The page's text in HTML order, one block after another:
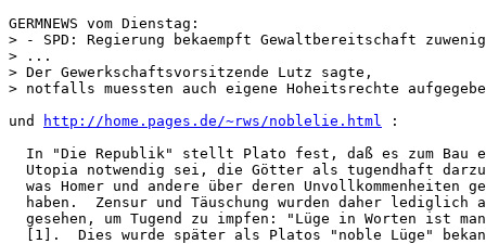
GERMNEWS vom Dienstag:
> - SPD: Regierung bekaempft Gewaltbereitschaft zuwenig
> ...
> Der Gewerkschaftsvorsitzende Lutz sagte,
> notfalls muessten auch eigene Hoheitsrechte
und
http://home.pages.de/~rws/noblelie.html
:
In "Die Republik" stellt Plato fest, daß es zum Bau
Utopia notwendig sei, die Götter als tugendhaft
was Homer und andere über deren Unvollkommenheiten
haben.  Zensur und Täuschung wurden daher lediglich
gesehen, um Tugend zu impfen: "Lüge in Worten ist
[1].  Dies wurde später als Platos "noble Lüge"